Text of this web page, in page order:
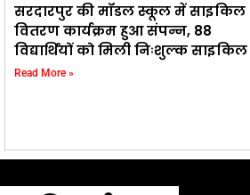
सरदारपुर की मॉडल स्कूल में साइकिल
वितरण कार्यक्रम हुआ संपन्न, 88
विद्यार्थियों को मिली निःशुल्क साइकिल
Read More »